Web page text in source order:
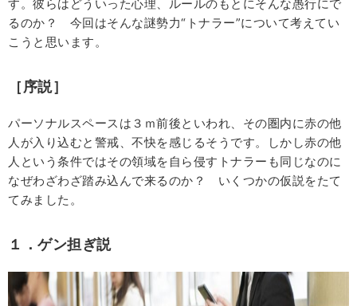
す。彼らはどういった心理、ルールのもとにそんな愚行にで
るのか？ 今回はそんな謎勢力“トナラー”について考えてい
こうと思います。
［序説］
パーソナルスペースは３ｍ前後といわれ、その圏内に赤の他
人が入り込むと警戒、不快を感じるそうです。しかし赤の他
人という条件ではその領域を自ら侵すトナラーも同じなのに
なぜわざわざ踏み込んで来るのか？ いくつかの仮説をたて
てみました。
１．ゲン担ぎ説